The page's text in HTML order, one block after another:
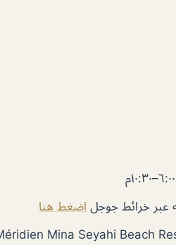
عبر خرائط جوجل اضغط هنا
Mina Seyahi Beach